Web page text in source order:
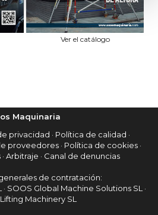
Ver el catálogo
Maquinaria
privacidad · Política de calidad ·
proveedores · Política de cookies ·
· Arbitraje · Canal de denuncias
de contratación:
· SOOS Global Machine Solutions SL ·
Machinery SL